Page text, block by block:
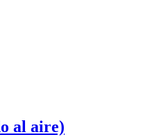
al aire)